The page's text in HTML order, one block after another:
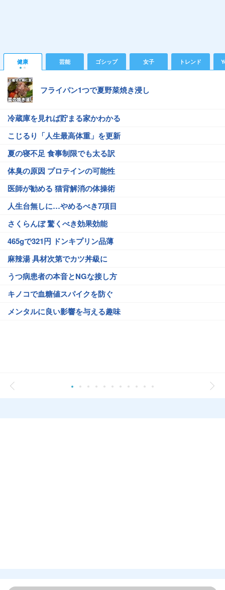
健康 芸能 ゴシップ 女子 トレンド
フライパン1つで夏野菜焼き浸し
冷蔵庫を見れば貯まる家かわかる
こじるり「人生最高体重」を更新
夏の寝不足 食事制限でも太る訳
体臭の原因 プロテインの可能性
医師が勧める 猫背解消の体操術
人生台無しに…やめるべき7項目
さくらんぼ 驚くべき効果効能
465gで321円 ドンキプリン品薄
麻辣湯 具材次第でカツ丼級に
うつ病患者の本音とNGな接し方
キノコで血糖値スパイクを防ぐ
メンタルに良い影響を与える趣味